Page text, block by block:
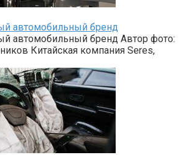
автомобильный бренд
автомобильный бренд Автор фото:
Китайская компания Seres,